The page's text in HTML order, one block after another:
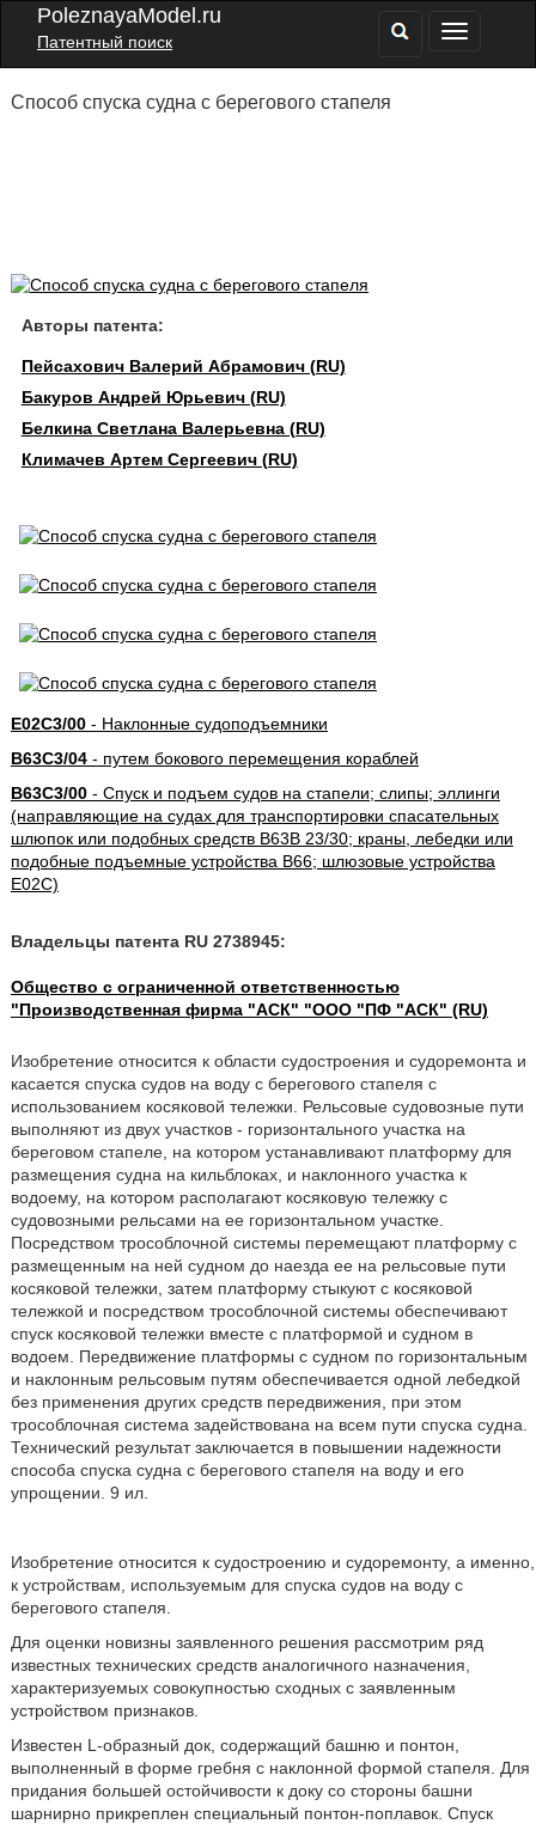
PoleznayaModel.ru
Патентный поиск
Способ спуска судна с берегового стапеля
Авторы патента:
Пейсахович Валерий Абрамович (RU)
Бакуров Андрей Юрьевич (RU)
Белкина Светлана Валерьевна (RU)
Климачев Артем Сергеевич (RU)
E02C3/00- Наклонные судоподъемники
B63C3/04- путем бокового перемещения кораблей
B63C3/00- Спуск и подъем судов на стапели; слипы; эллинги
(направляющие на судах для транспортировки спасательных
шлюпок или подобных средств B63B 23/30; краны, лебедки или
подобные подъемные устройства B66; шлюзовые устройства
E02C)
Владельцы патента RU 2738945:
Общество с ограниченной ответственностью
"Производственная фирма "АСК" "ООО "ПФ "АСК" (RU)
Изобретение относится к области судостроения и судоремонта и
касается спуска судов на воду с берегового стапеля с
использованием косяковой тележки. Рельсовые судовозные пути
выполняют из двух участков - горизонтального участка на
береговом стапеле, на котором устанавливают платформу для
размещения судна на кильблоках, и наклонного участка к
водоему, на котором располагают косяковую тележку с
судовозными рельсами на ее горизонтальном участке.
Посредством трособлочной системы перемещают платформу с
размещенным на ней судном до наезда ее на рельсовые пути
косяковой тележки, затем платформу стыкуют с косяковой
тележкой и посредством трособлочной системы обеспечивают
спуск косяковой тележки вместе с платформой и судном в
водоем. Передвижение платформы с судном по горизонтальным
и наклонным рельсовым путям обеспечивается одной лебедкой
без применения других средств передвижения, при этом
трособлочная система задействована на всем пути спуска судна.
Технический результат заключается в повышении надежности
способа спуска судна с берегового стапеля на воду и его
упрощении. 9 ил.
Изобретение относится к судостроению и судоремонту, а именно,
к устройствам, используемым для спуска судов на воду с
берегового стапеля.
Для оценки новизны заявленного решения рассмотрим ряд
известных технических средств аналогичного назначения,
характеризуемых совокупностью сходных с заявленным
устройством признаков.
Известен L-образный док, содержащий башню и понтон,
выполненный в форме гребня с наклонной формой стапеля. Для
придания большей остойчивости к доку со стороны башни
шарнирно прикреплен специальный понтон-поплавок. Спуск